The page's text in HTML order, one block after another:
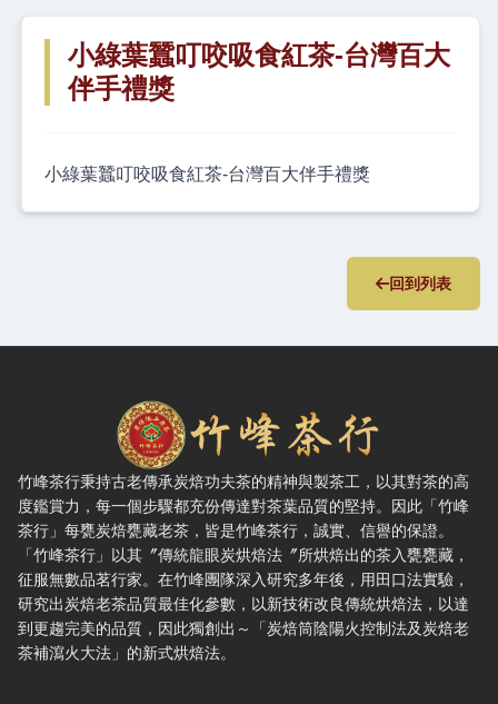
小綠葉蠶叮咬吸食紅茶-台灣百大
伴手禮獎
小綠葉蠶叮咬吸食紅茶-台灣百大伴手禮獎
回到列表
竹峰茶行 — 網站概要、主導覽與聯絡方式
竹峰茶行秉持古老傳承炭焙功夫茶的精神與製茶工，以其對茶的高
度鑑賞力，每一個步驟都充份傳達對茶葉品質的堅持。因此「竹峰
茶行」每甕炭焙甕藏老茶，皆是竹峰茶行，誠實、信譽的保證。
「竹峰茶行」以其〞傳統龍眼炭烘焙法〞所烘焙出的茶入甕甕藏，
征服無數品茗行家。在竹峰團隊深入研究多年後，用田口法實驗，
研究出炭焙老茶品質最佳化參數，以新技術改良傳統烘焙法，以達
到更趨完美的品質，因此獨創出～「炭焙筒陰陽火控制法及炭焙老
茶補瀉火大法」的新式烘焙法。